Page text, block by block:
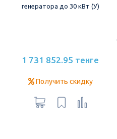
генератора до 30 кВт (У)
1 731 852.95 тенге
Получить скидку